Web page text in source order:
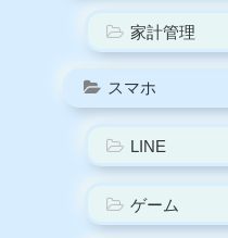
メニュー
LIFE
Web3